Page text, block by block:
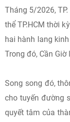
Tháng 5/2026,
thể TP.HCM thời
hai hành lang
Trong đó, Cần
Song song đó,
cho tuyến đường
quyết tâm của